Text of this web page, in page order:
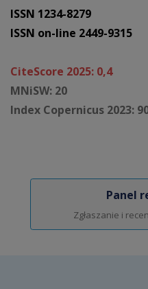
ISSN 1234-8279
ISSN on-line 2449-9315
CiteScore 2025: 0,4
MNiSW: 20
Index Copernicus 2023:
Panel
Zgłaszanie i